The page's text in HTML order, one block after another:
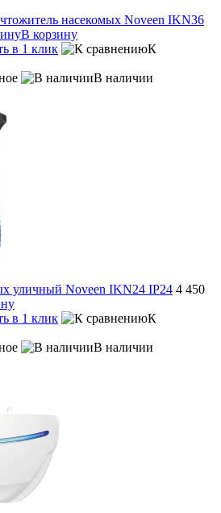
насекомых Noveen IKN36
В корзину
в 1 клик
К
В наличии
уличный Noveen IKN24 IP24 4 450
в 1 клик
К
В наличии